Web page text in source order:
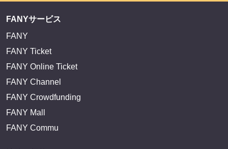
FANYサービス
FANY
FANY Ticket
FANY Online Ticket
FANY Channel
FANY Crowdfunding
FANY Mall
FANY Commu